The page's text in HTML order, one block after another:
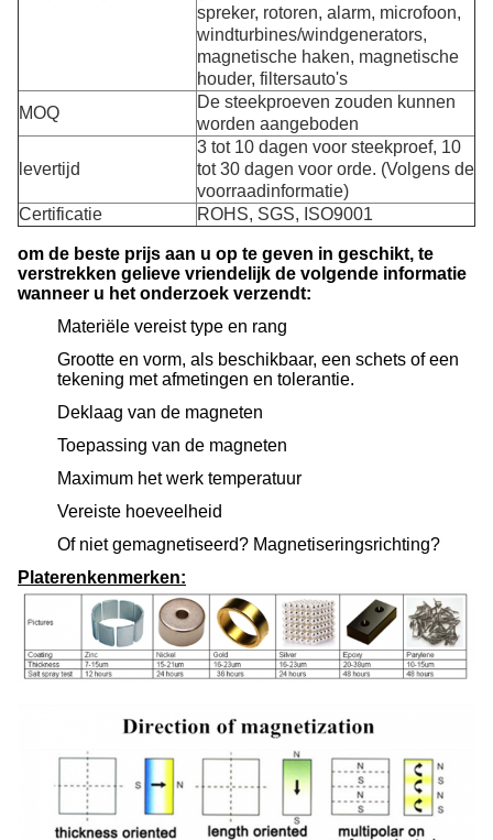
spreker, rotoren, alarm, microfoon,
windturbines/windgenerators,
magnetische haken, magnetische
houder, filtersauto's
MOQ
De steekproeven zouden kunnen
worden aangeboden
levertijd
3 tot 10 dagen voor steekproef, 10
tot 30 dagen voor orde. (Volgens de
voorraadinformatie)
Certificatie
ROHS, SGS, ISO9001
om de beste prijs aan u op te geven in geschikt, te
verstrekken gelieve vriendelijk de volgende informatie
wanneer u het onderzoek verzendt:
Materiële vereist type en rang
Grootte en vorm, als beschikbaar, een schets of een
tekening met afmetingen en tolerantie.
Deklaag van de magneten
Toepassing van de magneten
Maximum het werk temperatuur
Vereiste hoeveelheid
Of niet gemagnetiseerd? Magnetiseringsrichting?
Platerenkenmerken: